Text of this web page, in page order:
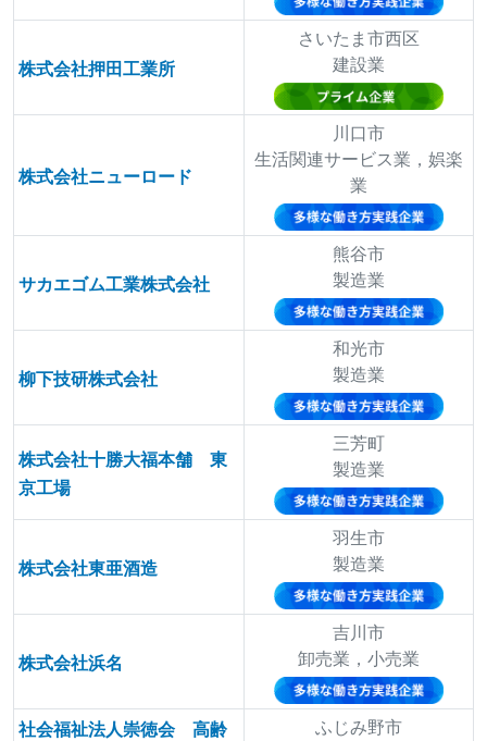
株式会社押田工業所
さいたま市西区
建設業
株式会社ニューロード
川口市
生活関連サービス業，娯楽
業
サカエゴム工業株式会社
熊谷市
製造業
柳下技研株式会社
和光市
製造業
株式会社十勝大福本舗 東
京工場
三芳町
製造業
株式会社東亜酒造
羽生市
製造業
株式会社浜名
吉川市
卸売業，小売業
社会福祉法人崇徳会 高齢
ふじみ野市